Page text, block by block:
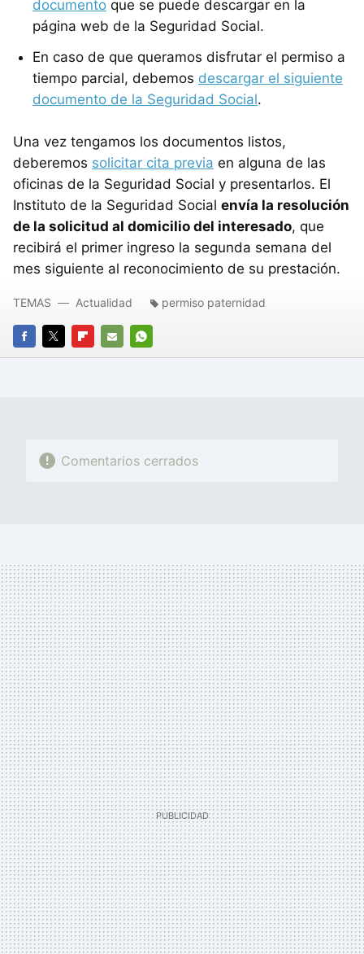
documento que se puede descargar en la
página web de la Seguridad Social.
En caso de que queramos disfrutar el permiso a
tiempo parcial, debemos descargar el siguiente
documento de la Seguridad Social.
Una vez tengamos los documentos listos,
deberemos solicitar cita previa en alguna de las
oficinas de la Seguridad Social y presentarlos. El
Instituto de la Seguridad Social envía la resolución
de la solicitud al domicilio del interesado, que
recibirá el primer ingreso la segunda semana del
mes siguiente al reconocimiento de su prestación.
FACEBOOK
TWITTERFLIPBOARD
E-
WHATSAPP
TEMAS Actualidad permiso paternidad
Comentarios cerrados